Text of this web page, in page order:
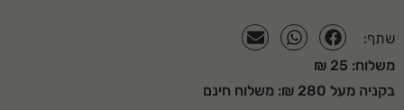
שתף:
משלוח: 25 ₪
בקניה מעל 280 ₪: משלוח חינם